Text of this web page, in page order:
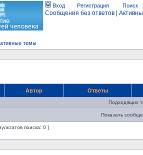
Вход Регистрация Поиск
Сообщения без ответов
темы
Автор Ответы
Подходящих
Показать
поиска: 0 ]